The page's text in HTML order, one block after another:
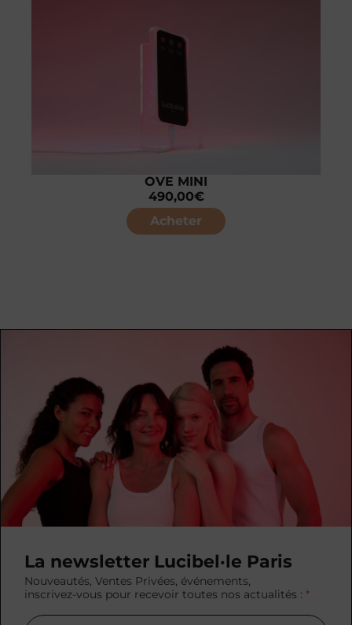
OVE MINI
490,00€
Acheter
La newsletter Lucibel·le Paris
Nouveautés, Ventes Privées, événements,
inscrivez-vous pour recevoir toutes nos actualités :